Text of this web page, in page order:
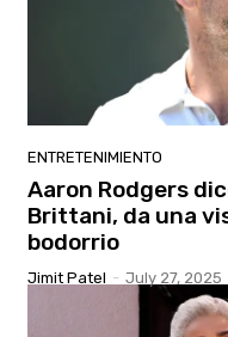
ENTRETENIMIENTO
Aaron Rodgers
Brittani, da una
bodorrio
Jimit Patel - July 27, 2025